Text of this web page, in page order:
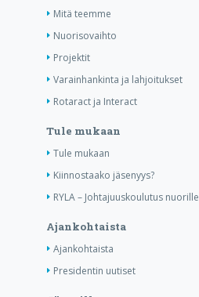
Mitä teemme
Nuorisovaihto
Projektit
Varainhankinta ja lahjoitukset
Rotaract ja Interact
Tule mukaan
Tule mukaan
Kiinnostaako jäsenyys?
RYLA – Johtajuuskoulutus nuorille
Ajankohtaista
Ajankohtaista
Presidentin uutiset